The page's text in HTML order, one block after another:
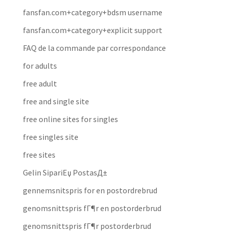
fansfan.com+category+bdsm username
fansfan.com+category+explicit support
FAQ de la commande par correspondance
for adults
free adult
free and single site
free online sites for singles
free singles site
free sites
Gelin SipariЕџ PostasД±
gennemsnitspris for en postordrebrud
genomsnittspris fГ¶r en postorderbrud
genomsnittspris fГ¶r postorderbrud